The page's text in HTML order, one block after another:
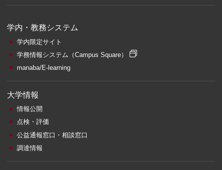
学内・教務システム
学内限定サイト
学務情報システム （Campus Square）
manaba/E-learning
大学情報
情報公開
点検・評価
公益通報窓口・相談窓口
調達情報